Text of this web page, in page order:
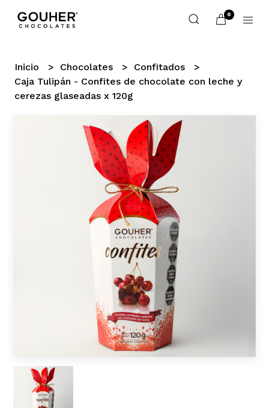
0
Inicio Chocolates
Confitados
Caja Tulipán - Confites de chocolate con leche y
cerezas glaseadas x 120g